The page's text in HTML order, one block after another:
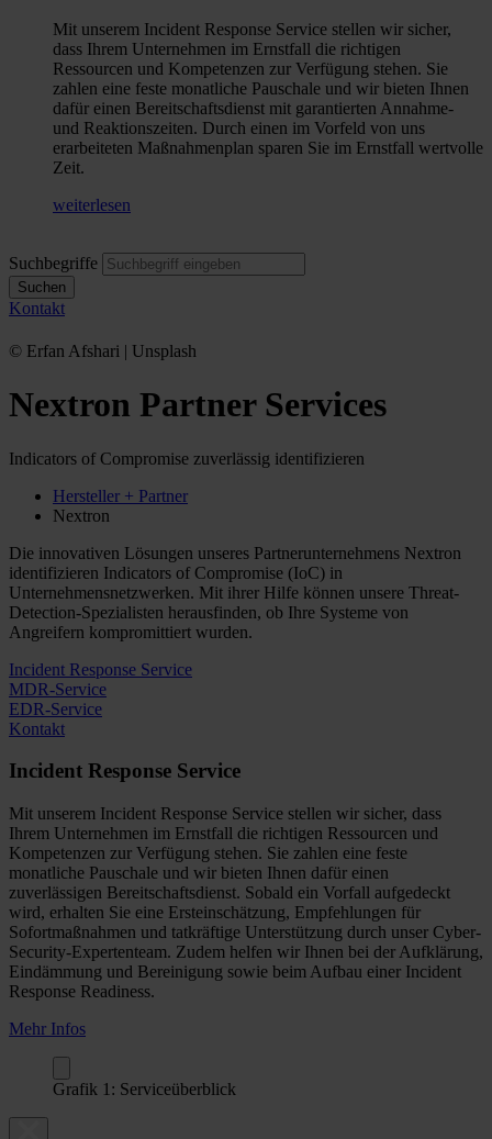
Mit unserem Incident Response Service stellen wir sicher,
dass Ihrem Unternehmen im Ernstfall die richtigen
Ressourcen und Kompetenzen zur Verfügung stehen. Sie
zahlen eine feste monatliche Pauschale und wir bieten Ihnen
dafür einen Bereitschaftsdienst mit garantierten Annahme-
und Reaktionszeiten. Durch einen im Vorfeld von uns
erarbeiteten Maßnahmenplan sparen Sie im Ernstfall wertvolle
Zeit.
weiterlesen
Suchbegriffe
Suchen
Kontakt
© Erfan Afshari | Unsplash
Nextron Partner Services
Indicators of Compromise zuverlässig identifizieren
Hersteller + Partner
Nextron
Die innovativen Lösungen unseres Partnerunternehmens Nextron
identifizieren Indicators of Compromise (IoC) in
Unternehmensnetzwerken. Mit ihrer Hilfe können unsere Threat-
Detection-Spezialisten herausfinden, ob Ihre Systeme von
Angreifern kompromittiert wurden.
Incident Response Service
MDR-Service
EDR-Service
Kontakt
Incident Response Service
Mit unserem Incident Response Service stellen wir sicher, dass
Ihrem Unternehmen im Ernstfall die richtigen Ressourcen und
Kompetenzen zur Verfügung stehen. Sie zahlen eine feste
monatliche Pauschale und wir bieten Ihnen dafür einen
zuverlässigen Bereitschaftsdienst. Sobald ein Vorfall aufgedeckt
wird, erhalten Sie eine Ersteinschätzung, Empfehlungen für
Sofortmaßnahmen und tatkräftige Unterstützung durch unser Cyber-
Security-Expertenteam. Zudem helfen wir Ihnen bei der Aufklärung,
Eindämmung und Bereinigung sowie beim Aufbau einer Incident
Response Readiness.
Mehr Infos
Grafik 1: Serviceüberblick